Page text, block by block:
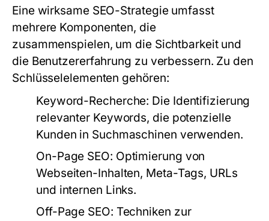
Eine wirksame SEO-Strategie umfasst
mehrere Komponenten, die
zusammenspielen, um die Sichtbarkeit und
die Benutzererfahrung zu verbessern. Zu den
Schlüsselelementen gehören:
Keyword-Recherche: Die Identifizierung
relevanter Keywords, die potenzielle
Kunden in Suchmaschinen verwenden.
On-Page SEO: Optimierung von
Webseiten-Inhalten, Meta-Tags, URLs
und internen Links.
Off-Page SEO: Techniken zur